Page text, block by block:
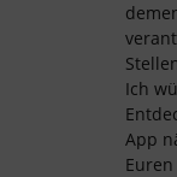
Ich
App